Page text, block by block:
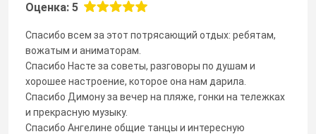
Оценка: 5
Спасибо всем за этот потрясающий отдых: ребятам,
вожатым и аниматорам.
Спасибо Насте за советы, разговоры по душам и
хорошее настроение, которое она нам дарила.
Спасибо Димону за вечер на пляже, гонки на тележках
и прекрасную музыку.
Спасибо Ангелине общие танцы и интересную